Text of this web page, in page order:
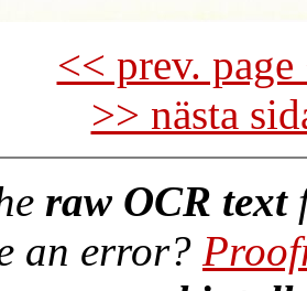
<< prev.
>> nästa
raw OCR text
an error?